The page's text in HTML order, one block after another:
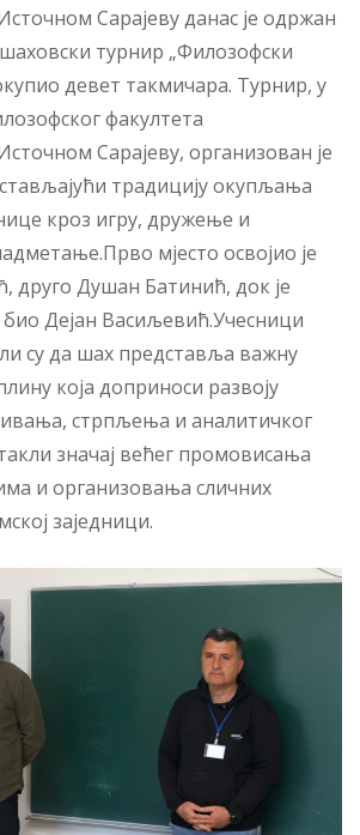
Сарајеву данас је одржан
турнир „Филозофски
девет такмичара. Турнир, у
факултета
Сарајеву, организован је
традицију окупљања
кроз игру, дружење и
мјесто освојио је
друго Душан Батинић, док је
Дејан Васиљевић.Учесници
су да шах представља важну
која доприноси развоју
стрпљења и аналитичког
значај већег промовисања
и организовања сличних
заједници.